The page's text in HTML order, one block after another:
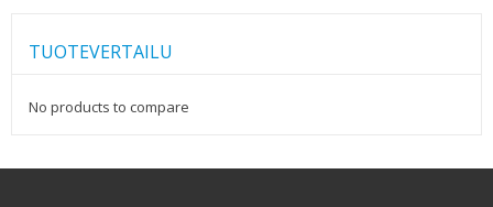
TUOTEVERTAILU
No products to compare